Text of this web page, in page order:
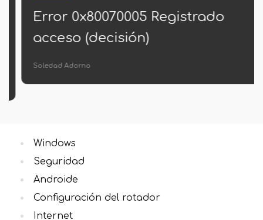
Error 0x80070005 Registrado
acceso (decisión)
Soledad Adorno
Windows
Seguridad
Androide
Configuración del rotador
Internet